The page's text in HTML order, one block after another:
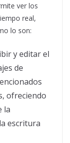
ver los
real,
lo son:
y editar el
de
ofreciendo
la
escritura